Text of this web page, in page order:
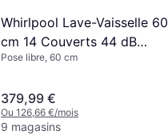
Whirlpool Lave-Vaisselle 60
cm 14 Couverts 44 dB
WFC3C34X
Pose libre, 60 cm
379,99 €
Ou 126,66 €/mois
9 magasins